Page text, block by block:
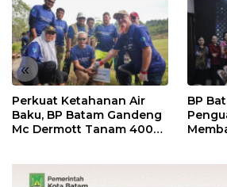
«
Perkuat Ketahanan Air
Baku, BP Batam Gandeng
Mc Dermott Tanam 400
BP